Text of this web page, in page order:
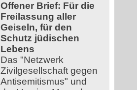
Offener Brief: Für die
Freilassung aller
Geiseln, für den
Schutz jüdischen
Lebens
Das "Netzwerk
Zivilgesellschaft gegen
Antisemitismus" und